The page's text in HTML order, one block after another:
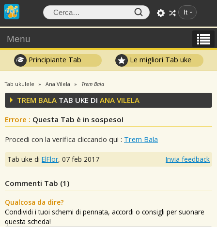
It
Menu
Principiante Tab Le migliori Tab uke
Tab ukulele Ana Vilela Trem Bala
TREM BALA TAB UKE DI ANA VILELA
Errore : Questa Tab è in sospeso!
Procedi con la verifica cliccando qui : Trem Bala
Tab uke di ElFlor, 07 feb 2017 Invia feedback
Commenti Tab (1 )
Qualcosa da dire?
Condividi i tuoi schemi di pennata, accordi o consigli per suonare
questa scheda!